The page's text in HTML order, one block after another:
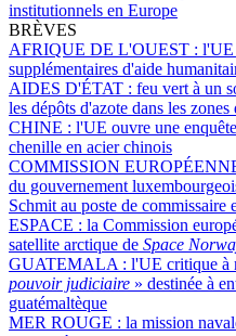
institutionnels en Europe
BRÈVES
AFRIQUE DE L'OUEST : l'UE
supplémentaires d'aide
AIDES D'ÉTAT : feu vert à un
les dépôts d'azote dans les
CHINE : l'UE ouvre une
chenille en acier chinois
COMMISSION
du gouvernement
Schmit au poste de commissaire
ESPACE : la Commission
satellite arctique de Space
GUATEMALA : l'UE critique à
pouvoir judiciaire » destinée à
guatémaltèque
MER ROUGE : la mission